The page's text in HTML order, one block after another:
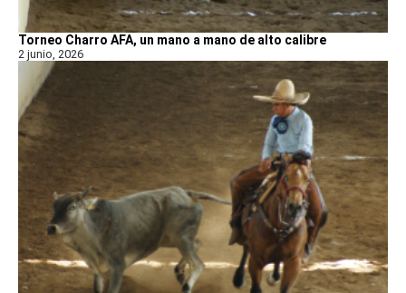
Torneo Charro AFA, un mano a mano de alto calibre
2 junio, 2026